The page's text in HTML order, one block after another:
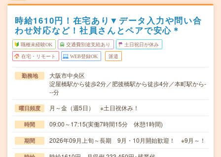
時給1610円！在宅あり▼データ入力や問い合
わせ対応など！社員さんとペアで安心＊
職種未経験OK 交通費別途支給あり 土日祝日が休み
在宅・リモート WEB登録OK 派遣
勤務地
大阪市中央区
淀屋橋駅から徒歩2分／肥後橋駅から徒歩4分／本町駅から-
--分
曜日頻度 月～金（週5日） ※土日祝休み！
時間 09:00～17:15(実働7時間15分 休憩1時間)
期間 2026年09月上旬～長期 9月・10月開始歓迎！ ※9月～！